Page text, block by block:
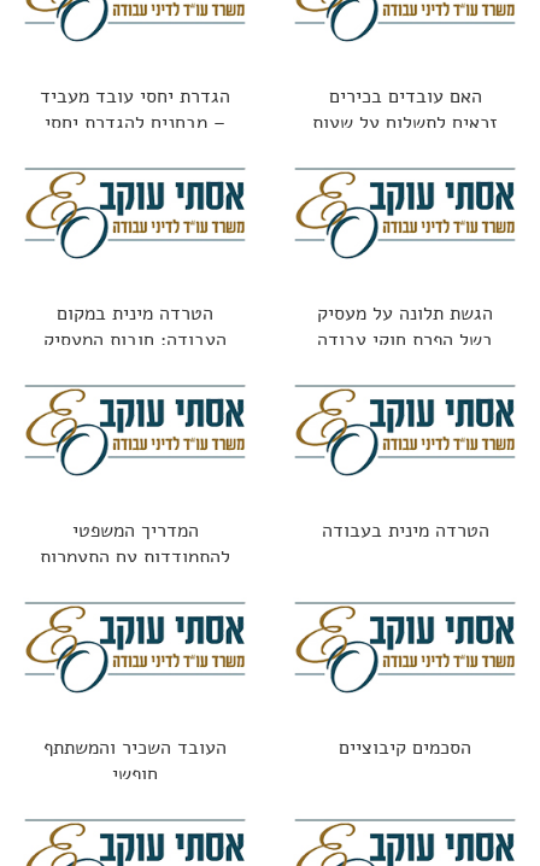
האם עובדים בכירים
זכאים לתשלום על שעות
הגדרת יחסי עובד מעביד
– מבחנים להגדרת יחסי
הגשת תלונה על מעסיק
בשל הפרת חוקי עבודה
הטרדה מינית במקום
העבודה: חובות המעסיק
הטרדה מינית בעבודה
המדריך המשפטי
להתמודדות עם התעמרות
לתביעה?
הסכמים קיבוציים
העובד השכיר והמשתתף
חופשי